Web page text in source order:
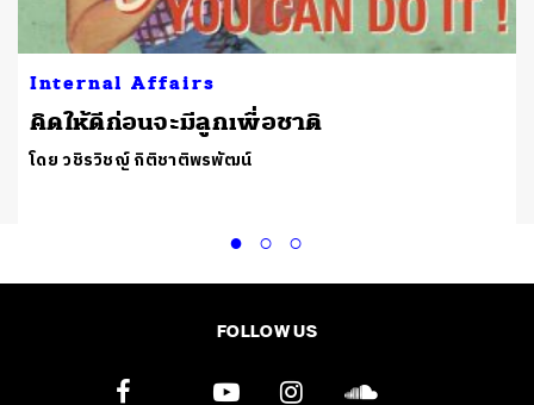
Internal Affairs
คิดให้ดีก่อนจะมีลูกเพื่อชาติ
โดย วชิรวิชญ์ กิติชาติพรพัฒน์
FOLLOW US